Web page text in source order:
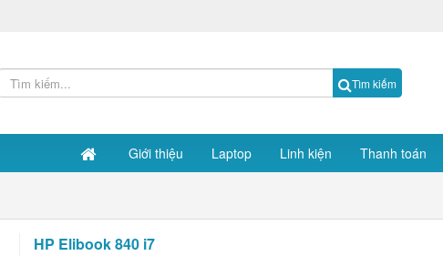
Tìm kiếm
Giới thiệu Laptop Linh kiện Thanh toán
HP Elibook 840 i7